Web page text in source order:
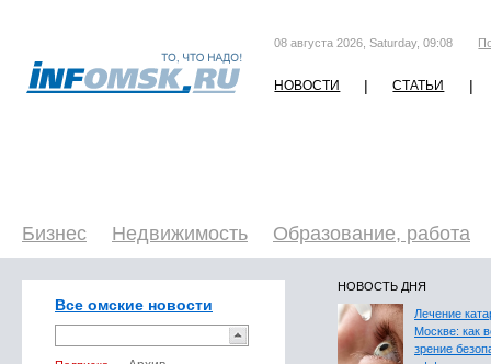
08 августа 2026, Saturday, 09:08
НОВОСТИ | СТАТЬИ |
Бизнес Недвижимость Образование, работа
Все омские новости
НОВОСТЬ ДНЯ
Лечение
Москве: как
зрение